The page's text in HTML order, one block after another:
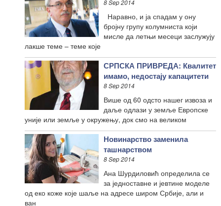
8 Sep 2014
Наравно, и ја спадам у ону
бројну групу колумниста који
мисле да летњи месеци заслужују
лакше теме – теме које
СРПСКА ПРИВРЕДА: Квалитет
имамо, недостају капацитети
8 Sep 2014
Више од 60 одсто нашег извоза и
даље одлази у земље Европске
уније или земље у окружењу, док смо на великом
Новинарство заменила
ташнарством
8 Sep 2014
Ана Шурдиловић определила се
за једноставне и јевтине моделе
од еко коже које шаље на адресе широм Србије, али и
ван